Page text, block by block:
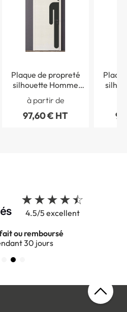
Plaque de propreté
silhouette Homme
Poignée droite - PVC
antibactérien - H
2040 x L 338 mm
à partir de
97,60 € HT
4.5/5 excellent
ou remboursé
30 jours